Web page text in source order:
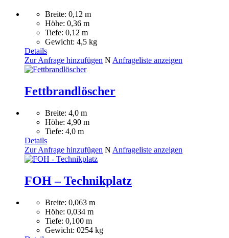
Breite: 0,12 m
Höhe: 0,36 m
Tiefe: 0,12 m
Gewicht: 4,5 kg
Details
Zur Anfrage hinzufügen N Anfrageliste anzeigen
Fettbrandlöscher
Breite: 4,0 m
Höhe: 4,90 m
Tiefe: 4,0 m
Details
Zur Anfrage hinzufügen N Anfrageliste anzeigen
FOH – Technikplatz
Breite: 0,063 m
Höhe: 0,034 m
Tiefe: 0,100 m
Gewicht: 0254 kg